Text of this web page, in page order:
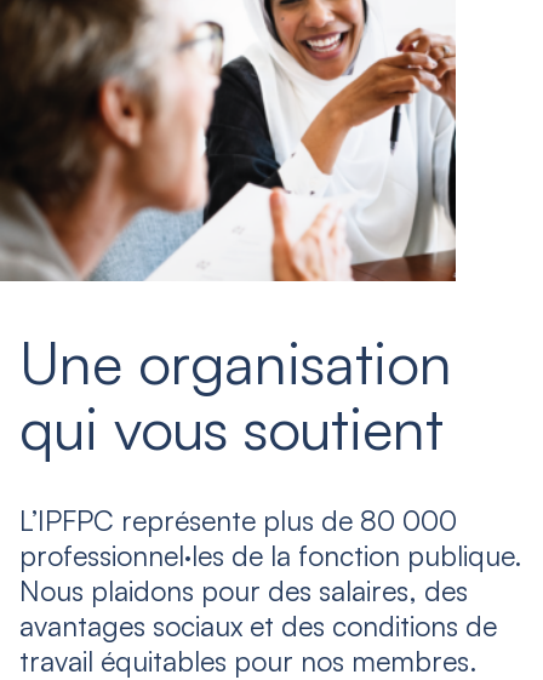
Une organisation
qui vous soutient
L’IPFPC représente plus de 80 000
professionnel·les de la fonction publique.
Nous plaidons pour des salaires, des
avantages sociaux et des conditions de
travail équitables pour nos membres.